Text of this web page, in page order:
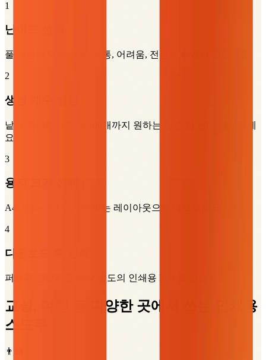
1
난이도 선택
풀 사람에 맞춰 쉬움, 보통, 어려움, 전문가 중에서 고르세요
2
생성 개수 설정
낱장 하나부터 최대 100개까지 원하는 만큼 한 번에 생성하세
요
3
용지 크기 선택
A4, Letter, A3 용지에 맞는 레이아웃으로 내보내세요
4
다운로드 후 인쇄
퍼즐과 정답지를 각각 별도의 인쇄용 PDF로 받으세요
교실, 여행 등 다양한 곳에서 쓰는 인쇄용
스도쿠
👨‍🏫